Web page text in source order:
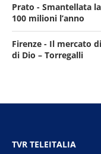
Prato - Smantellata
100 milioni l’anno
Firenze - Il mercato
di Dio – Torregalli
TVR TELEITALIA